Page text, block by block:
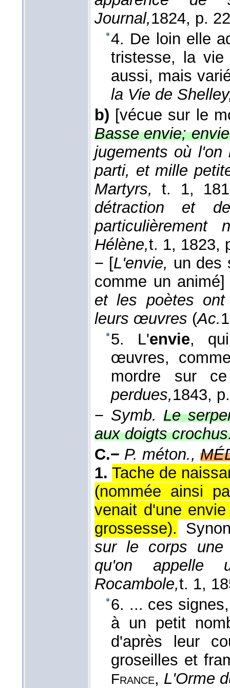
Journal,1824, p.
4. De loin elle
tristesse, la vie
aussi, mais
la Vie de
b) [vécue sur le
Basse envie;
jugements où l'on
parti, et mille
Martyrs,t. 1,
détraction et
particulièrement
Hélène,t. 1, 1823,
− [L'envie, un des
comme un animé]
et les poètes ont
leurs œuvres (Ac.
5. L'envie,
œuvres,
mordre sur
perdues,1843,
− Symb. Le
aux doigts
C.− P. méton.,
1. Tache de
(nommée ainsi
venait d'une
grossesse).
sur le corps une
qu'on appelle
Rocambole,t. 1,
6. ... ces
à un petit
d'après leur
groseilles et
France, L'Orme